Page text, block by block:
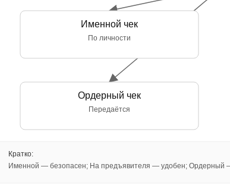
Именной чек
По личности
Ордерный чек
Передаётся
Кратко:
Именной — безопасен; На предъявителя — удобен; Ордерный